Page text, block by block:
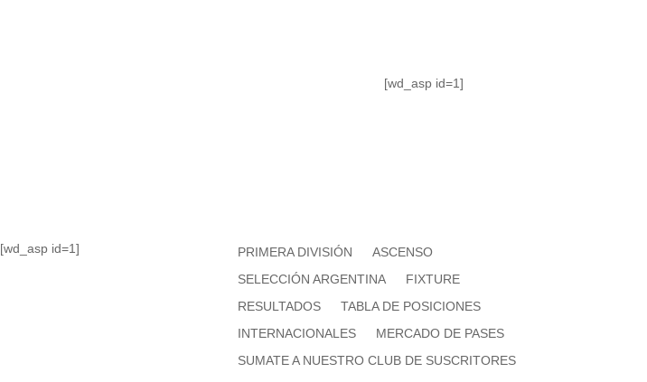
[wd_asp id=1]
[wd_asp id=1] PRIMERA DIVISIÓN
ASCENSO
SELECCIÓN ARGENTINA
FIXTURE
RESULTADOS
TABLA DE POSICIONES
INTERNACIONALES
MERCADO DE PASES
SUMATE A NUESTRO CLUB DE SUSCRITORES